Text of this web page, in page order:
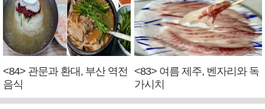
<84> 관문과 환대, 부산 역전
음식
<83> 여름 제주, 벤자리와 독
가시치